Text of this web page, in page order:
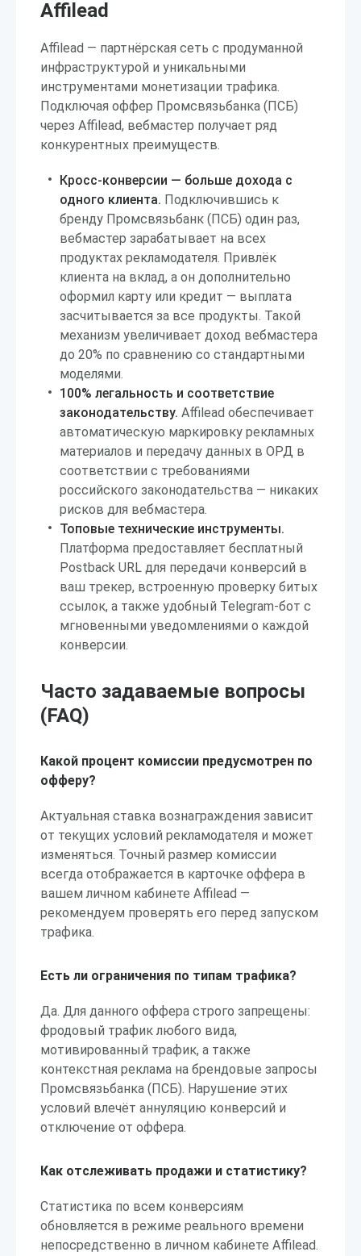
Affilead
Affilead — партнёрская сеть с продуманной
инфраструктурой и уникальными
инструментами монетизации трафика.
Подключая оффер Промсвязьбанка (ПСБ)
через Affilead, вебмастер получает ряд
конкурентных преимуществ.
Кросс-конверсии — больше дохода с
одного клиента. Подключившись к
бренду Промсвязьбанк (ПСБ) один раз,
вебмастер зарабатывает на всех
продуктах рекламодателя. Привлёк
клиента на вклад, а он дополнительно
оформил карту или кредит — выплата
засчитывается за все продукты. Такой
механизм увеличивает доход вебмастера
до 20% по сравнению со стандартными
моделями.
100% легальность и соответствие
законодательству. Affilead обеспечивает
автоматическую маркировку рекламных
материалов и передачу данных в ОРД в
соответствии с требованиями
российского законодательства — никаких
рисков для вебмастера.
Топовые технические инструменты.
Платформа предоставляет бесплатный
Postback URL для передачи конверсий в
ваш трекер, встроенную проверку битых
ссылок, а также удобный Telegram-бот с
мгновенными уведомлениями о каждой
конверсии.
Часто задаваемые вопросы
(FAQ)
Какой процент комиссии предусмотрен по
офферу?
Актуальная ставка вознаграждения зависит
от текущих условий рекламодателя и может
изменяться. Точный размер комиссии
всегда отображается в карточке оффера в
вашем личном кабинете Affilead —
рекомендуем проверять его перед запуском
трафика.
Есть ли ограничения по типам трафика?
Да. Для данного оффера строго запрещены:
фродовый трафик любого вида,
мотивированный трафик, а также
контекстная реклама на брендовые запросы
Промсвязьбанка (ПСБ). Нарушение этих
условий влечёт аннуляцию конверсий и
отключение от оффера.
Как отслеживать продажи и статистику?
Статистика по всем конверсиям
обновляется в режиме реального времени
непосредственно в личном кабинете Affilead.